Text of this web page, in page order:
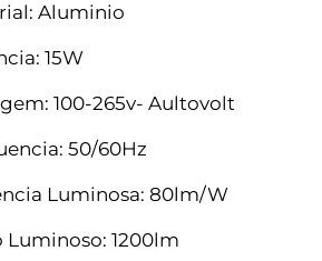
Aluminio
15W
100-265v- Aultovolt
50/60Hz
Luminosa: 80lm/W
Luminoso: 1200lm